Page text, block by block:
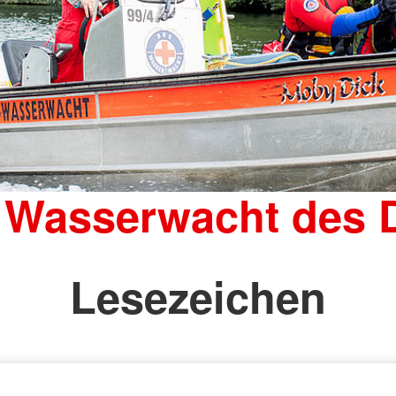
des
Lesezeichen